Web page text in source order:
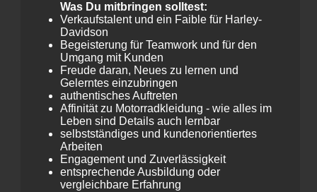
Was Du mitbringen solltest:
Verkaufstalent und ein Faible für Harley-
Davidson
Begeisterung für Teamwork und für den
Umgang mit Kunden
Freude daran, Neues zu lernen und
Gelerntes einzubringen
authentisches Auftreten
Affinität zu Motorradkleidung - wie alles im
Leben sind Details auch lernbar
selbstständiges und kundenorientiertes
Arbeiten
Engagement und Zuverlässigkeit
entsprechende Ausbildung oder
vergleichbare Erfahrung